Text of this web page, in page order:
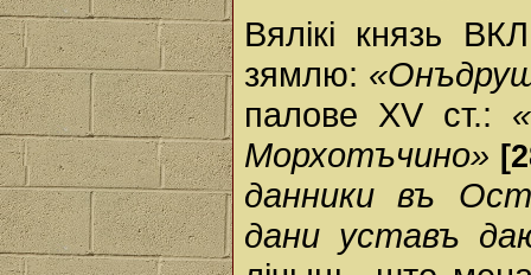
Вялікі князь
зямлю:
палове XV ст.:
Морхотъчино»
данники въ
дани уставъ